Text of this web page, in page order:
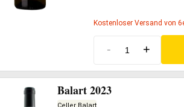
Kostenloser Versand von
- +
Balart 2023